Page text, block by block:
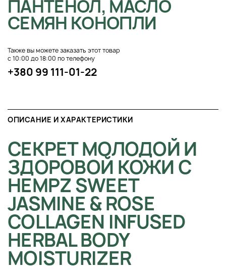
ПАНТЕНОЛ, МАСЛО
СЕМЯН КОНОПЛИ
Также вы можете заказать этот товар
с 10:00 до 18:00 по телефону
+380 99 111-01-22
ОПИСАНИЕ И ХАРАКТЕРИСТИКИ
СЕКРЕТ МОЛОДОЙ И
ЗДОРОВОЙ КОЖИ С
HEMPZ SWEET
JASMINE & ROSE
COLLAGEN INFUSED
HERBAL BODY
MOISTURIZER